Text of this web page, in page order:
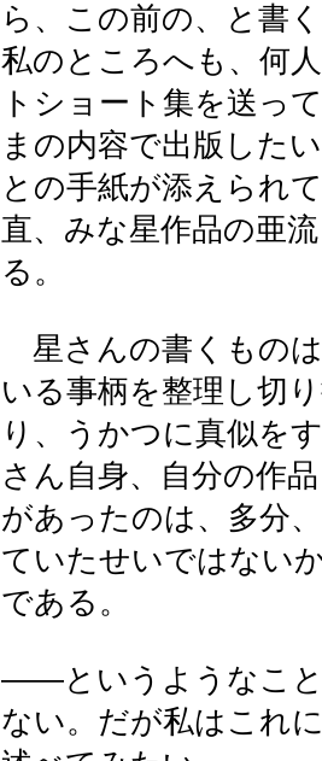
ら、この前の、と書
私のところへも、何
トショート集を送っ
まの内容で出版した
との手紙が添えられ
直、みな星作品の亜
る。
星さんの書くもの
いる事柄を整理し切
り、うかつに真似を
さん自身、自分の作
があったのは、多分
ていたせいではない
である。
――というようなこと
ない。だが私はこれ